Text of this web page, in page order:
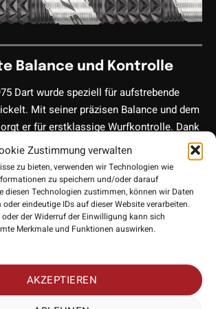
Zustimmung verwalten
zu bieten, verwenden wir Technologien wie
zu speichern und/oder darauf
diesen Technologien zustimmen, können wir Daten
eindeutige IDs auf dieser Website verarbeiten.
der Widerruf der Einwilligung kann sich
Merkmale und Funktionen auswirken.
AKZEPTIEREN
Balance und Kontrolle
Dart wurde speziell für aufstrebende
Mit seiner präzisen Balance und dem
er für erstklassige Wurfkontrolle. Dank
Design sowohl des Darts, als auch der
Target hier ein wahres Sammlerstück
herausgebracht.
haben diese HighEnd Steeldarts den
den es bei Target jemals gab, was
und Präzision sorgt. Durch den hohen